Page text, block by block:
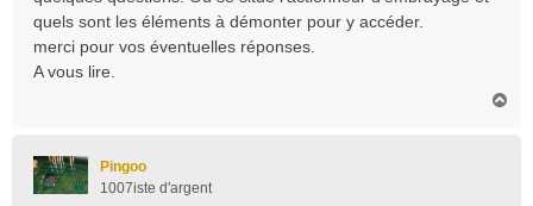
g
e
quels sont les éléments à démonter pour y accéder.
merci pour vos éventuelles réponses.
A vous lire.
Pingoo
1007iste d'argent